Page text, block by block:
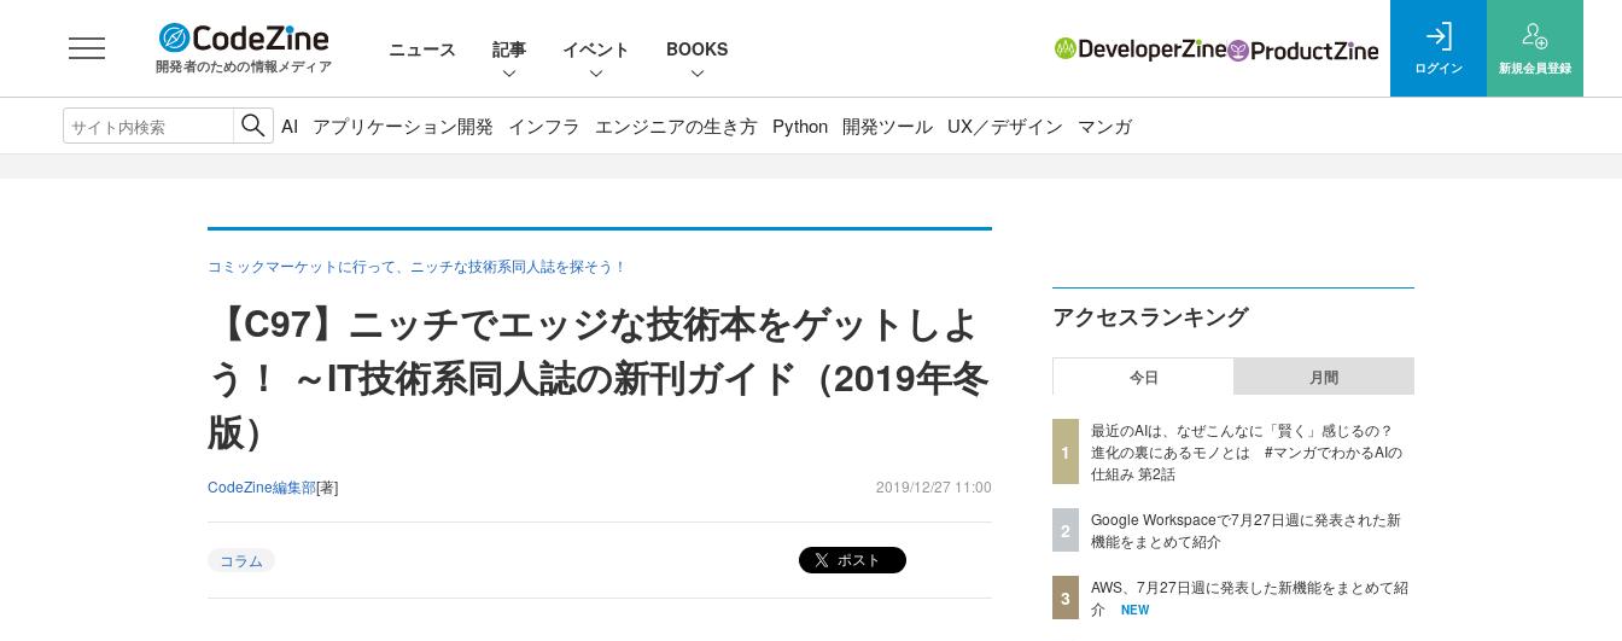
開発者のための情報メディア
ニュース 記事 イベント BOOKS
ログイン 新規会員登録
AI アプリケーション開発 インフラ エンジニアの生き方 Python 開発ツール UX／デザイン マンガ
コミックマーケットに行って、ニッチな技術系同人誌を探そう！
【C97】ニッチでエッジな技術本をゲットしよ
う！ ～IT技術系同人誌の新刊ガイド（2019年冬
版）
CodeZine編集部[著] 2019/12/27 11:00
コラム ポスト
アクセスランキング
今日 月間
1
最近のAIは、なぜこんなに「賢く」感じるの？
進化の裏にあるモノとは #マンガでわかるAIの
仕組み 第2話
2
Google Workspaceで7月27日週に発表された新
機能をまとめて紹介
3
AWS、7月27日週に発表した新機能をまとめて紹
介
NEW